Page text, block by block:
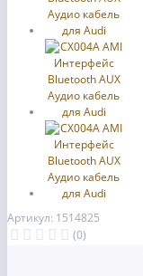
Артикул: 1514825
(0)